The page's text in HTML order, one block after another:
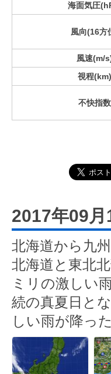
海面気圧
風向(16方
風速(m/
視程(km)
不快指数
2017年09
北海道から九
北海道と東北
ミリの激しい
続の真夏日と
しい雨が降った